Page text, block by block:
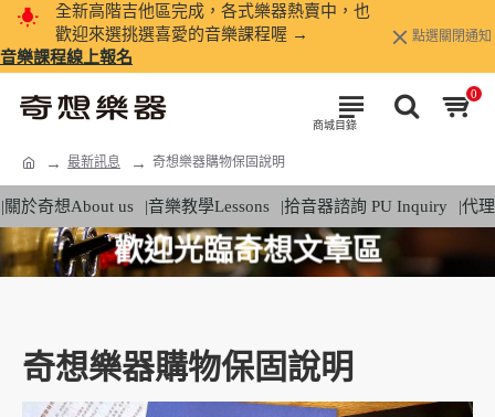
全新高階吉他區完成，各式樂器熱賣中，也
歡迎來選挑選喜愛的音樂課程喔 →
音樂課程線上報名
點選關閉通知
0
最新訊息 奇想樂器購物保固說明
|關於奇想About us |音樂教學Lessons |拾音器諮詢 PU Inquiry |代
歡迎光臨奇想文章區
奇想樂器購物保固說明